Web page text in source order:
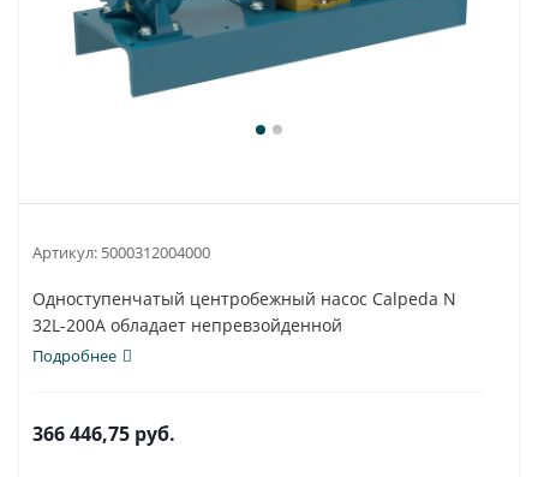
Артикул: 5000312004000
Одноступенчатый центробежный насос Calpeda N
32L-200A обладает непревзойденной
универсальностью и...
Подробнее
366 446,75 руб.